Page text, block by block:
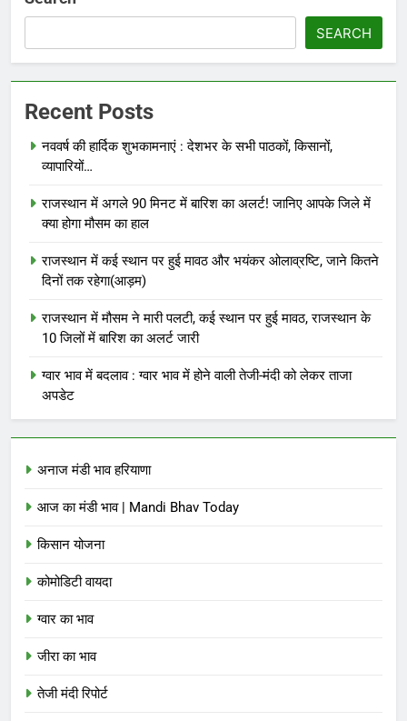
SEARCH
Recent Posts
नववर्ष की हार्दिक शुभकामनाएं : देशभर के सभी पाठकों, किसानों,
व्यापारियों…
राजस्थान में अगले 90 मिनट में बारिश का अलर्ट! जानिए आपके जिले में
क्या होगा मौसम का हाल
राजस्थान में कई स्थान पर हुई मावठ और भयंकर ओलाव्रष्टि, जाने कितने
दिनों तक रहेगा(आड़म)
राजस्थान में मौसम ने मारी पलटी, कई स्थान पर हुई मावठ, राजस्थान के
10 जिलों में बारिश का अलर्ट जारी
ग्वार भाव में बदलाव : ग्वार भाव में होने वाली तेजी-मंदी को लेकर ताजा
अपडेट
अनाज मंडी भाव हरियाणा
आज का मंडी भाव | Mandi Bhav Today
किसान योजना
कोमोडिटी वायदा
ग्वार का भाव
जीरा का भाव
तेजी मंदी रिपोर्ट